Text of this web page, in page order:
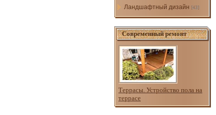
Ландшафтный дизайн [43]
Современный ремонт
Террасы. Устройство пола на
террасе